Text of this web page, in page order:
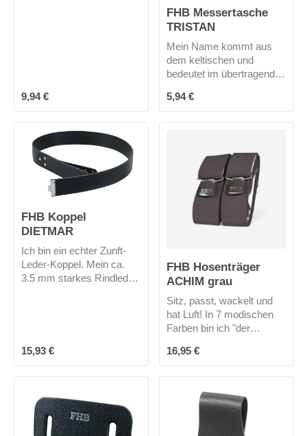
Regulärer Preis:
9,94 €
FHB Messertasche
TRISTAN
Mein Name kommt aus
dem keltischen und
bedeutet im übertragenden
waffentragende Mann" -
ihr könnt bei mir sorglos
schwarz.
Regulärer Preis:
5,94 €
FHB Koppel
DIETMAR
Ich bin ein echter Zunft-
Leder-Koppel. Mein ca.
3.5 mm starkes Rindleder
gibt es (leider?) nur in
Breite von 40 mm passe
Hosen.Gefertigt werde ich
in der Nähe von Bielfeld -
also made in Germany!
Regulärer Preis:
15,93 €
FHB Hosenträger
ACHIM grau
Sitz, passt, wackelt und
hat Luft! In 7 modischen
Farben bin ich "der
Hosenträger.
Regulärer Preis:
16,95 €